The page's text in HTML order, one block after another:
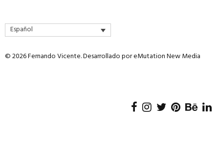
Español
© 2026 Fernando Vicente. Desarrollado poreMutation New Media